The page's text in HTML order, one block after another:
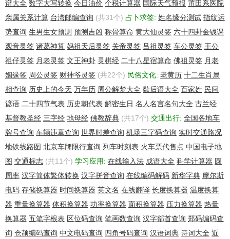
谱大全 数字大写转换 今日油价 个税计算器 国际天气预报 莆田系医院
亲属关系计算 台湾邮编查询 (共31个) 占卜求签: 姓名缘分测试 指纹运
势查询 生男生女预测 预测吉凶 称骨算命 黄大仙灵签 六十四卦金钱课
观音灵签 诸葛神算 妈祖天后灵签 关帝灵签 吕祖灵签 车公灵签 王公
祖仔灵签 月老灵签 文王神卦 灵棋经 二十八星宿算命 佛祖灵签 月老
姻缘签 周公灵签 财神爷灵签 (共22个) 民俗文化: 老黄历 十二生肖属
相查询 历史上的今天 万年历 周公解梦大全 歇后语大全 百家姓 民间
谚语 二十四节气表 历史朝代表 解密生日 名人名言名句大全 古兰经
基督教圣经 三字经 地母经 佛教辞典 (共17个) 交通出行: 全国各地车
牌号查询 车辆违章查询 世界时差查询 机场三字码查询 实时交通路况
地铁线路图 北京车牌限行查询 列车时刻表 火车票代售点 中国电子地
图 交通标志 (共11个) 学习应用: 在线输入法 成语大全 科学计算器 圆
周率 汉字简体繁体转换 汉字拼音查询 在线编码解码 新华字典 摩尔斯
电码 存储换算器 时间换算器 英文名 在线翻译 长度换算器 温度换算
器 重量换算器 体积换算器 功率换算器 面积换算器 压力换算器 热量
换算器 五笔字根表 区位码查询 笔画数查询 汉字部首查询 郑码编码查
询 仓颉编码查询 中文电码查询 四角号码查询 汉语词典 诗词大全 近